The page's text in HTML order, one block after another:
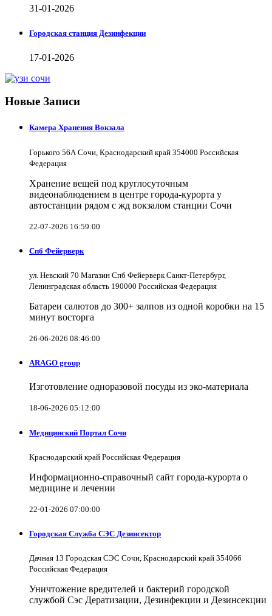
31-01-2026
Городская станция Дезинфекции
17-01-2026
Новые Записи
Камера Хранения Вокзала
Горького 56А Сочи, Краснодарский край 354000 Российская
Федерация
Хранение вещей под круглосуточным
видеонаблюдением в центре города-курорта у
автостанции рядом с жд вокзалом станции Сочи
22-07-2026 16:59:00
Спб Фейерверк
ул. Невский 70 Магазин Спб Фейерверк Санкт-Петербург,
Ленинградская область 190000 Российская Федерация
Батареи салютов до 300+ залпов из одной коробки на 15
минут восторга
26-06-2026 08:46:00
ARAGO group
Изготовление одноразовой посуды из эко-материала
18-06-2026 05:12:00
Медицинский Портал Сочи
Краснодарский край Российская Федерация
Информационно-справочный сайт города-курорта о
медицине и лечении
22-01-2026 07:00:00
Городская Служба СЭС Дезинсектор
Дачная 13 Городская СЭС Сочи, Краснодарский край 354066
Российская Федерация
Уничтожение вредителей и бактерий городской
службой Сэс Дератизации, Дезинфекции и Дезинсекции